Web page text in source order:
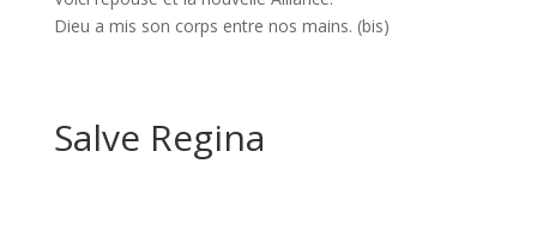
Dieu a mis son corps entre nos mains. (bis)
Salve Regina